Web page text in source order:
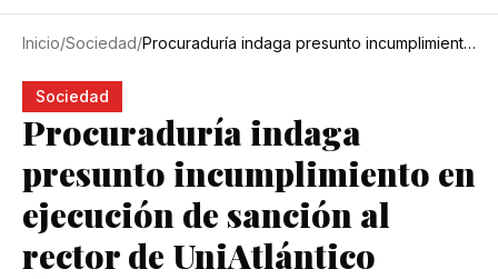
Inicio/Sociedad/ Procuraduría indaga presunto incumplimiento en ejecución de sanción al rector de UniAtlántico
Sociedad
Procuraduría indaga
presunto incumplimiento en
ejecución de sanción al
rector de UniAtlántico